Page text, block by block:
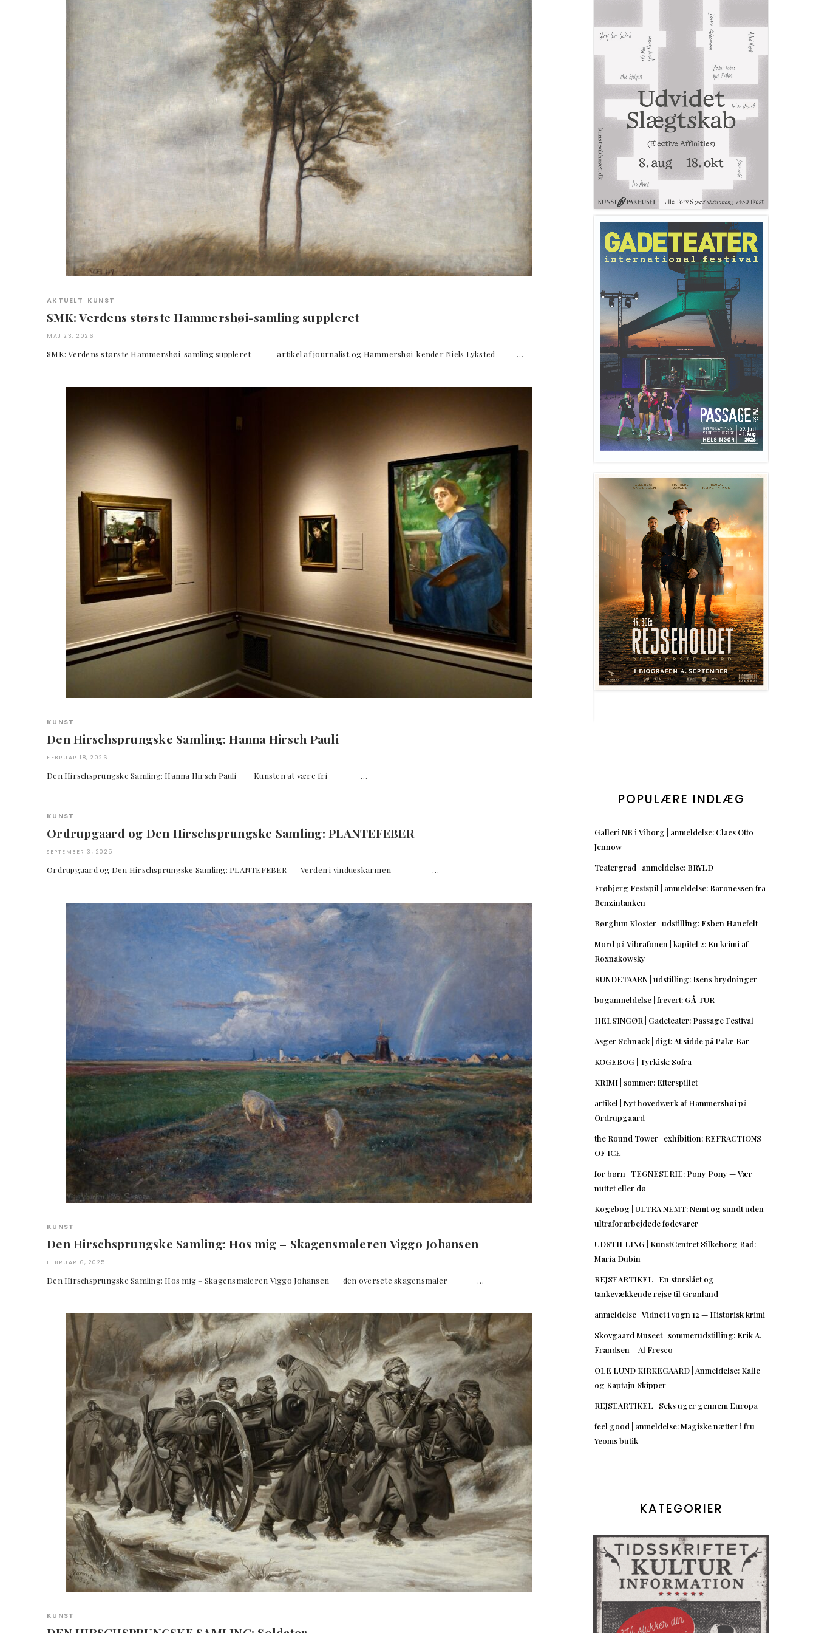
AKTUELT KUNST
SMK: Verdens største Hammershøi-samling suppleret
MAJ 23, 2026
SMK: Verdens største Hammershøi-samling suppleret – artikel af journalist og Hammershøi-kender Niels Lyksted …
KUNST
Den Hirschsprungske Samling: Hanna Hirsch Pauli
FEBRUAR 18, 2026
Den Hirschsprungske Samling: Hanna Hirsch Pauli Kunsten at være fri …
KUNST
Ordrupgaard og Den Hirschsprungske Samling: PLANTEFEBER
SEPTEMBER 3, 2025
Ordrupgaard og Den Hirschsprungske Samling: PLANTEFEBER Verden i vindueskarmen …
KUNST
Den Hirschsprungske Samling: Hos mig – Skagensmaleren Viggo Johansen
FEBRUAR 6, 2025
Den Hirschsprungske Samling: Hos mig – Skagensmaleren Viggo Johansen den oversete skagensmaler …
KUNST
POPULÆRE INDLÆG
Galleri NB i Viborg | anmeldelse: Claes Otto
Jennow
Teatergrad | anmeldelse: BRYLD
Frøbjerg Festspil | anmeldelse: Baronessen fra
Benzintanken
Børglum Kloster | udstilling: Esben Hanefelt
Mord på Vibrafonen | kapitel 2: En krimi af
Roxnakowsky
RUNDETAARN | udstilling: Isens brydninger
boganmeldelse | frevert: GÅ TUR
HELSINGØR | Gadeteater: Passage Festival
Asger Schnack | digt: At sidde på Palæ Bar
KOGEBOG | Tyrkisk: Sofra
KRIMI | sommer: Efterspillet
artikel | Nyt hovedværk af Hammershøi på
Ordrupgaard
the Round Tower | exhibition: REFRACTIONS
OF ICE
for børn | TEGNESERIE: Pony Pony — Vær
nuttet eller dø
Kogebog | ULTRA NEMT: Nemt og sundt uden
ultraforarbejdede fødevarer
UDSTILLING | KunstCentret Silkeborg Bad:
Maria Dubin
REJSEARTIKEL | En storslået og
tankevækkende rejse til Grønland
anmeldelse | Vidnet i vogn 12 — Historisk krimi
Skovgaard Museet | sommerudstilling: Erik A.
Frandsen – Al Fresco
OLE LUND KIRKEGAARD | Anmeldelse: Kalle
og Kaptajn Skipper
REJSEARTIKEL | Seks uger gennem Europa
feel good | anmeldelse: Magiske nætter i fru
Yeoms butik
KATEGORIER